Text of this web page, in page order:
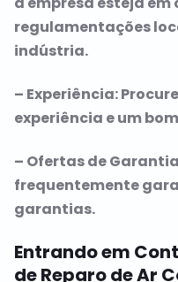
regulamentações
indústria.
– Experiência:
experiência e um
– Ofertas de
frequentemente
garantias.
Entrando em
de Reparo de Ar